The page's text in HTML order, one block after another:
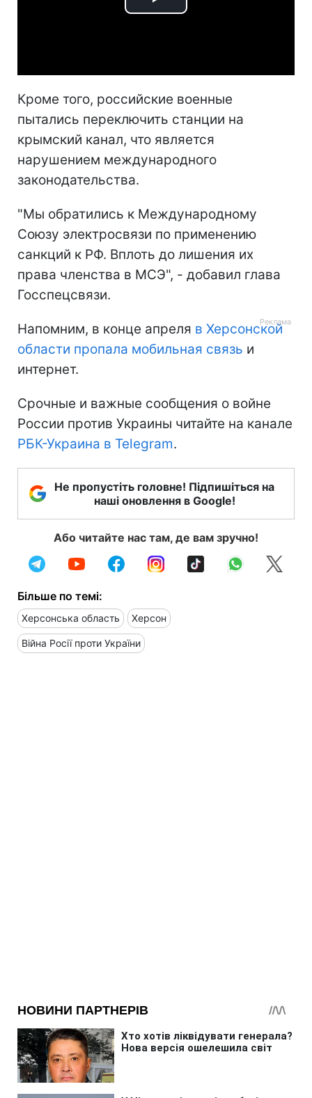
Play
Кроме того, российские военные
пытались переключить станции на
крымский канал, что является
нарушением международного
законодательства.
"Мы обратились к Международному
Союзу электросвязи по применению
санкций к РФ. Вплоть до лишения их
права членства в МСЭ", - добавил глава
Госспецсвязи.
Напомним, в конце апреля в Херсонской
области пропала мобильная связь и
интернет.
Срочные и важные сообщения о войне
России против Украины читайте на канале
РБК-Украина в Telegram.
Не пропустіть головне! Підпишіться на
наші оновлення в Google!
Або читайте нас там, де вам зручно!
Більше по темі:
Херсонська область Херсон
Війна Росії проти України